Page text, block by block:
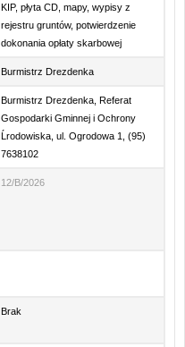
KIP, płyta CD, mapy, wypisy z
rejestru gruntów, potwierdzenie
dokonania opłaty skarbowej
Burmistrz Drezdenka
Burmistrz Drezdenka, Referat
Gospodarki Gminnej i Ochrony
Ĺrodowiska, ul. Ogrodowa 1, (95)
7638102
12/B/2026
Brak